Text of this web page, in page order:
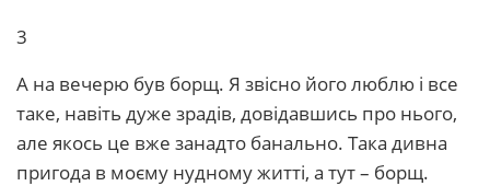
3
А на вечерю був борщ. Я звісно його люблю і все
таке, навіть дуже зрадів, довідавшись про нього,
але якось це вже занадто банально. Така дивна
пригода в моєму нудному житті, а тут – борщ.